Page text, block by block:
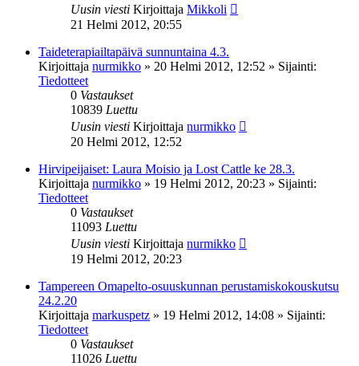
Uusin viesti Kirjoittaja Mikkoli
21 Helmi 2012, 20:55
Taideterapiailtapäivä sunnuntaina 4.3.
Kirjoittaja nurmikko » 20 Helmi 2012, 12:52 » Sijainti:
Tiedotteet
0 Vastaukset
10839 Luettu
Uusin viesti Kirjoittaja nurmikko
20 Helmi 2012, 12:52
Hirvipeijaiset: Laura Moisio ja Lost Cattle ke 28.3.
Kirjoittaja nurmikko » 19 Helmi 2012, 20:23 » Sijainti:
Tiedotteet
0 Vastaukset
11093 Luettu
Uusin viesti Kirjoittaja nurmikko
19 Helmi 2012, 20:23
Tampereen Omapelto-osuuskunnan perustamiskokouskutsu
24.2.20
Kirjoittaja markuspetz » 19 Helmi 2012, 14:08 » Sijainti:
Tiedotteet
0 Vastaukset
11026 Luettu